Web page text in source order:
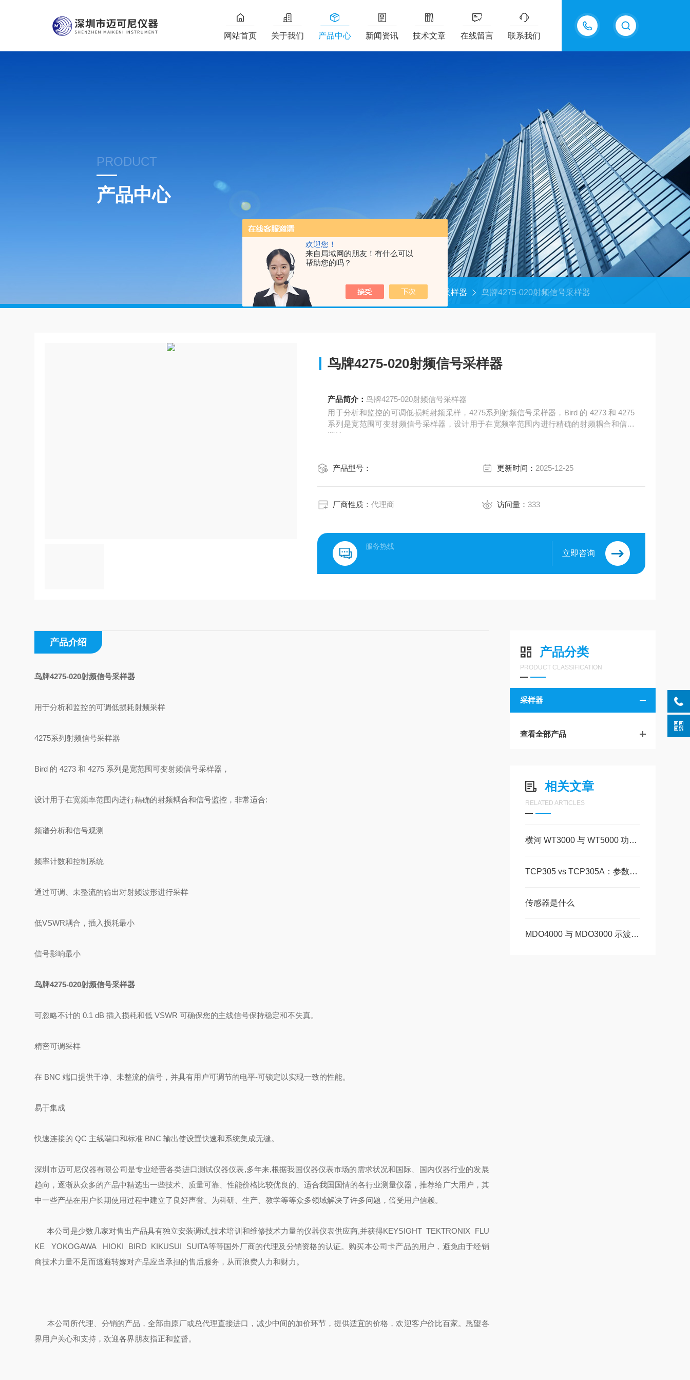
欢迎您！
来自局域网的朋友！有什么可以
帮助您的吗？
13826505971
网站首页 关于我们 产品中心 新闻资讯 技术文章 在线留言 联系我们
PRODUCT
产品中心
首页 产品中心 采样器 鸟牌4275-020射频信号采样器
鸟牌4275-020射频信号采样器
产品简介：鸟牌4275-020射频信号采样器
用于分析和监控的可调低损耗射频采样，4275系列射频信号采样器，Bird 的 4273 和 4275
系列是宽范围可变射频信号采样器，设计用于在宽频率范围内进行精确的射频耦合和信号
监控。
产品型号： 更新时间： 2025-12-25
厂商性质：代理商 访问量： 333
服务热线
立即咨询
产品分类
PRODUCT CLASSIFICATION
采样器
查看全部产品
相关文章
RELATED ARTICLES
横河 WT3000 与 WT5000 功率分析仪：核心区别与选型要点
TCP305 vs TCP305A：参数差异与适用场景解析
传感器是什么
MDO4000 与 MDO3000 示波器：参数差异与选型指南
产品介绍
鸟牌4275-020射频信号采样器
用于分析和监控的可调低损耗射频采样
4275系列射频信号采样器
Bird 的 4273 和 4275 系列是宽范围可变射频信号采样器，
设计用于在宽频率范围内进行精确的射频耦合和信号监控，非常适合:
频谱分析和信号观测
频率计数和控制系统
通过可调、未整流的输出对射频波形进行采样
低VSWR耦合，插入损耗最小
信号影响最小
鸟牌4275-020射频信号采样器
可忽略不计的 0.1 dB 插入损耗和低 VSWR 可确保您的主线信号保持稳定和不失真。
精密可调采样
在 BNC 端口提供干净、未整流的信号，并具有用户可调节的电平-可锁定以实现一致的性能。
易于集成
快速连接的 QC 主线端口和标准 BNC 输出使设置快速和系统集成无缝。
深圳市迈可尼仪器有限公司是专业经营各类进口测试仪器仪表,多年来,根据我国仪器仪表市场的需求状况和国际、国内仪器行业的发展
趋向，逐渐从众多的产品中精选出一些技术、质量可靠、性能价格比较优良的、适合我国国情的各行业测量仪器，推荐给广大用户，其
中一些产品在用户长期使用过程中建立了良好声誉。为科研、生产、教学等等众多领域解决了许多问题，倍受用户信赖。
本公司是少数几家对售出产品具有独立安装调试,技术培训和维修技术力量的仪器仪表供应商,并获得KEYSIGHT TEKTRONIX FLU
KE YOKOGAWA HIOKI BIRD KIKUSUI SUITA等等国外厂商的代理及分销资格的认证。购买本公司卡产品的用户，避免由于经销
商技术力量不足而逃避转嫁对产品应当承担的售后服务，从而浪费人力和财力。
本公司所代理、分销的产品，全部由原厂或总代理直接进口，减少中间的加价环节，提供适宜的价格，欢迎客户价比百家。恳望各
界用户关心和支持，欢迎各界朋友指正和监督。